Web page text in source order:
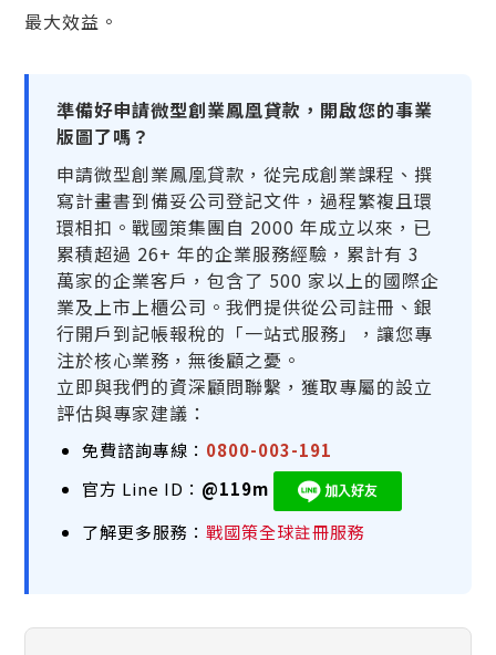
最大效益。
準備好申請微型創業鳳凰貸款，開啟您的事業
版圖了嗎？
申請微型創業鳳凰貸款，從完成創業課程、撰
寫計畫書到備妥公司登記文件，過程繁複且環
環相扣。戰國策集團自 2000 年成立以來，已
累積超過 26+ 年的企業服務經驗，累計有 3
萬家的企業客戶，包含了 500 家以上的國際企
業及上市上櫃公司。我們提供從公司註冊、銀
行開戶到記帳報稅的「一站式服務」，讓您專
注於核心業務，無後顧之憂。
立即與我們的資深顧問聯繫，獲取專屬的設立
評估與專家建議：
免費諮詢專線： 0800-003-191
官方 Line ID： @119m
了解更多服務：戰國策全球註冊服務